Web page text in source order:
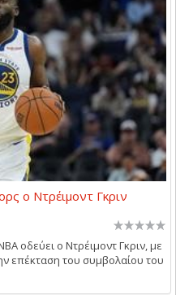
ο Ντρέιμοντ Γκριν
οδεύει ο Ντρέιμοντ Γκριν, με
επέκταση του συμβολαίου του